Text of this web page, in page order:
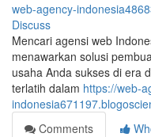
web-agency-
Discuss
Mencari agensi web
menawarkan solusi
usaha Anda sukses di era
terlatih dalam https://web-
Comments